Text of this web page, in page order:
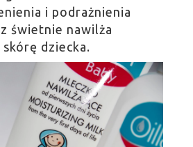
i podrażnienia
świetnie nawilża
dziecka.